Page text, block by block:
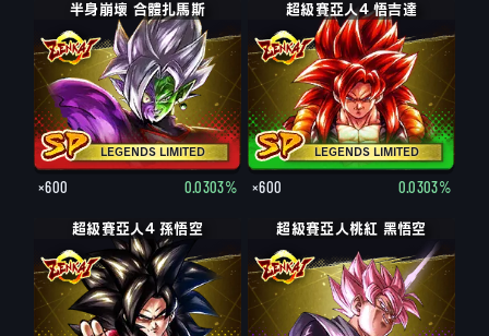
LEGENDS LIMITED
半身崩壞 合體扎馬斯
×600 0.0303%
LEGENDS LIMITED
超級賽亞人4 悟吉達
×600 0.0303%
超級賽亞人4 孫悟空 超級賽亞人桃紅 黑悟空